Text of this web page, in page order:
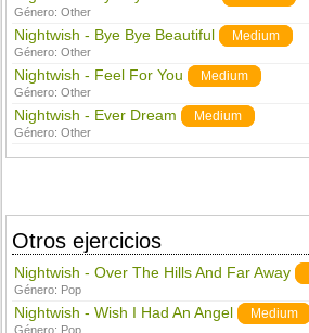
Género:Other
Nightwish - Bye Bye Beautiful Medium
Género:Other
Nightwish - Feel For You Medium
Género:Other
Nightwish - Ever Dream Medium
Género:Other
Otros ejercicios
Nightwish - Over The Hills And Far Away
Género: Pop
Nightwish - Wish I Had An Angel Medium
Género: Pop